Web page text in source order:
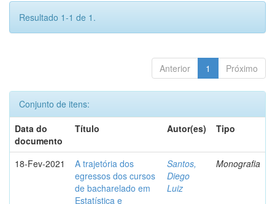
Resultado 1-1 de 1.
Anterior 1 Próximo
Conjunto de itens:
Data do
documento
Título Autor(es) Tipo
18-Fev-2021
A trajetória dos
egressos dos cursos
de bacharelado em
Estatística e
Santos,
Diego
Luiz
Monografia